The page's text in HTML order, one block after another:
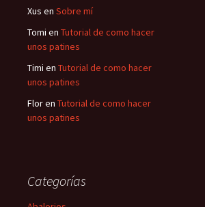
Xus en Sobre mí
Tomi en Tutorial de como hacer
unos patines
Timi en Tutorial de como hacer
unos patines
Floren Tutorial de como hacer
unos patines
Categorías